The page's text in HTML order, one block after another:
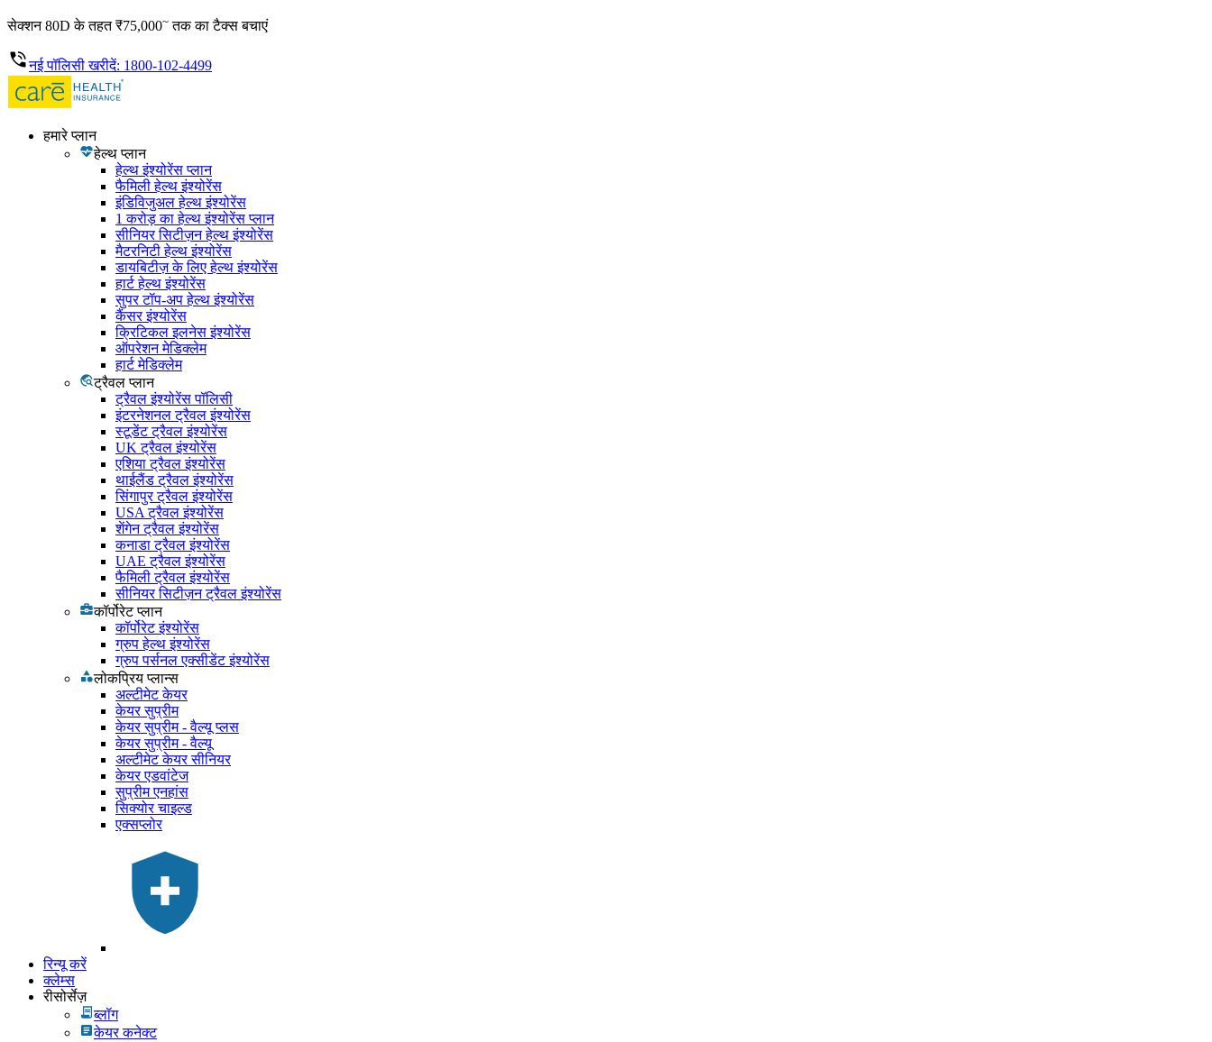
सेक्शन 80D के तहत ₹75,000~ तक का टैक्स बचाएं
नई पॉलिसी खरीदें: 1800-102-4499
हमारे प्लान
हेल्थ प्लान
हेल्थ इंश्योरेंस प्लान
फैमिली हेल्थ इंश्योरेंस
इंडिविजुअल हेल्थ इंश्योरेंस
1 करोड़ का हेल्थ इंश्योरेंस प्लान
सीनियर सिटीज़न हेल्थ इंश्योरेंस
मैटरनिटी हेल्थ इंश्योरेंस
डायबिटीज़ के लिए हेल्थ इंश्योरेंस
हार्ट हेल्थ इंश्योरेंस
सुपर टॉप-अप हेल्थ इंश्योरेंस
कैंसर इंश्योरेंस
क्रिटिकल इलनेस इंश्योरेंस
ऑपरेशन मेडिक्लेम
हार्ट मेडिक्लेम
ट्रैवल प्लान
ट्रैवल इंश्योरेंस पॉलिसी
इंटरनेशनल ट्रैवल इंश्योरेंस
स्टूडेंट ट्रैवल इंश्योरेंस
UK ट्रैवल इंश्योरेंस
एशिया ट्रैवल इंश्योरेंस
थाईलैंड ट्रैवल इंश्योरेंस
सिंगापुर ट्रैवल इंश्योरेंस
USA ट्रैवल इंश्योरेंस
शेंगेन ट्रैवल इंश्योरेंस
कनाडा ट्रैवल इंश्योरेंस
UAE ट्रैवल इंश्योरेंस
फैमिली ट्रैवल इंश्योरेंस
सीनियर सिटीज़न ट्रैवल इंश्योरेंस
कॉर्पोरेट प्लान
कॉर्पोरेट इंश्योरेंस
ग्रुप हेल्थ इंश्योरेंस
ग्रुप पर्सनल एक्सीडेंट इंश्योरेंस
लोकप्रिय प्लान्स
अल्टीमेट केयर
केयर सुप्रीम
केयर सुप्रीम - वैल्यू प्लस
केयर सुप्रीम - वैल्यू
अल्टीमेट केयर सीनियर
केयर एडवांटेज
सुप्रीम एनहांस
सिक्योर चाइल्ड
एक्सप्लोर
रिन्यू करें
क्लेम्स
रीसोर्सेज़
ब्लॉग
केयर कनेक्ट